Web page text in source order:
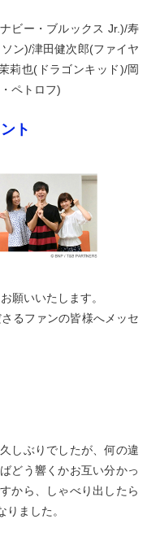
ビー・ブルックス Jr.)/寿
ン)/津田健次郎(ファイヤ
莉也(ドラゴンキッド)/岡
ペトロフ)
ト
願いいたします。
るファンの皆様へメッセ
しぶりでしたが、何の違
どう響くかお互い分かっ
から、しゃべり出したら
ました。